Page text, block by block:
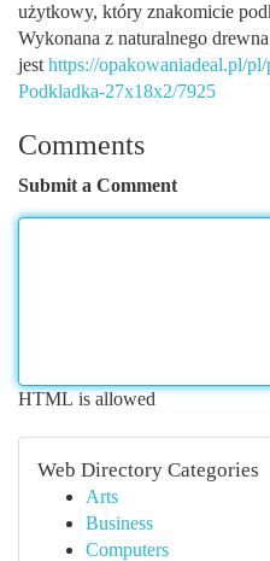
użytkowy, który znakomicie
Wykonana z naturalnego
jest https://opakowaniadeal.pl/
Podkladka-27x18x2/7925
Comments
Submit a Comment
HTML is allowed
Web Directory Categories
Arts
Business
Computers